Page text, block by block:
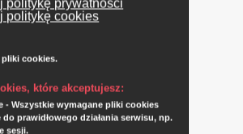
politykę prywatności
politykę cookies
pliki cookies.
które akceptujesz:
- Wszystkie wymagane pliki cookies
do prawidłowego działania serwisu, np.
sesji.